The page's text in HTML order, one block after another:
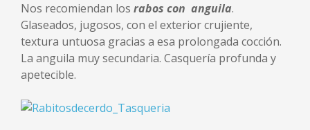
Nos recomiendan los rabos con anguila.
Glaseados, jugosos, con el exterior crujiente,
textura untuosa gracias a esa prolongada cocción.
La anguila muy secundaria. Casquería profunda y
apetecible.